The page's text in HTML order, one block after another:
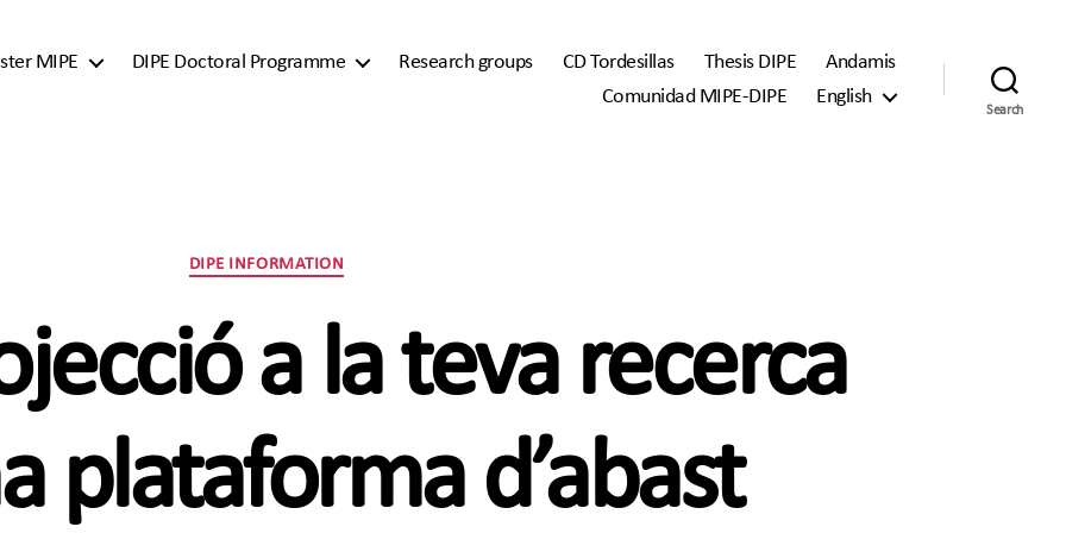
MIPE DIPE Doctoral Programme Research groups CD Tordesillas Thesis DIPE
Andamis
Comunidad MIPE-DIPE
English
Search
Categories
DIPE INFORMATION
a la teva recerca
plataforma d’abast